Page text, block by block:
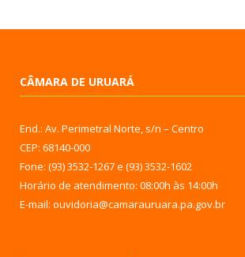
CÂMARA DE URUARÁ
End.: Av. Perimetral Norte, s/n – Centro
CEP: 68140-000
Fone: (93) 3532-1267 e (93) 3532-1602
Horário de atendimento: 08:00h às 14:00h
E-mail: ouvidoria@camarauruara.pa.gov.br